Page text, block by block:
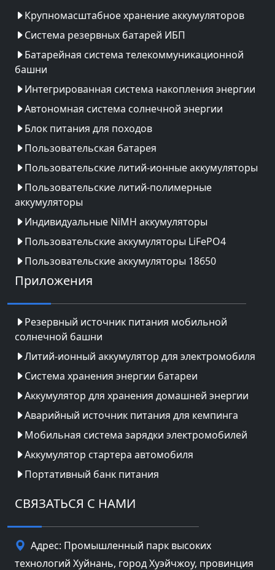
Крупномасштабное хранение аккумуляторов
Система резервных батарей ИБП
Батарейная система телекоммуникационной
башни
Интегрированная система накопления энергии
Автономная система солнечной энергии
Блок питания для походов
Пользовательская батарея
Пользовательские литий-ионные аккумуляторы
Пользовательские литий-полимерные
аккумуляторы
Индивидуальные NiMH аккумуляторы
Пользовательские аккумуляторы LiFePO4
Пользовательские аккумуляторы 18650
Приложения
Резервный источник питания мобильной
солнечной башни
Литий-ионный аккумулятор для электромобиля
Система хранения энергии батареи
Аккумулятор для хранения домашней энергии
Аварийный источник питания для кемпинга
Мобильная система зарядки электромобилей
Аккумулятор стартера автомобиля
Портативный банк питания
СВЯЗАТЬСЯ С НАМИ
Адрес: Промышленный парк высоких
технологий Хуйнань, город Хуэйчжоу, провинция